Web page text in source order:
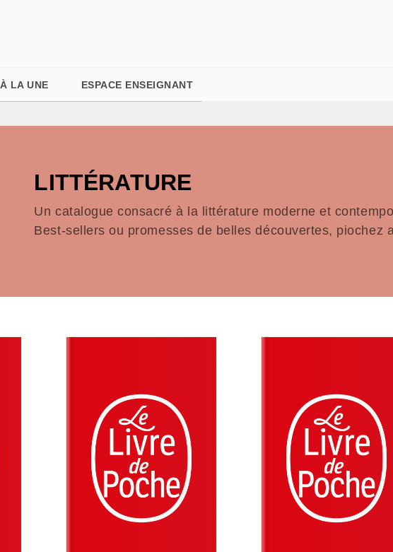
À LA UNE ESPACE ENSEIGNANT
LITTÉRATURE
Un catalogue consacré à la littérature moderne et
Best-sellers ou promesses de belles découvertes, piochez